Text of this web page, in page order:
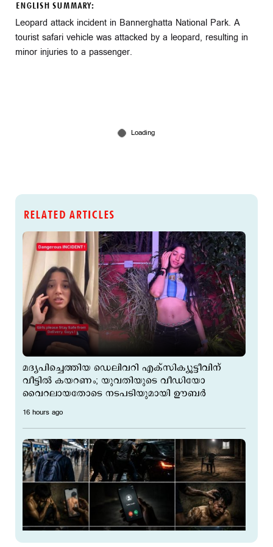
ENGLISH SUMMARY:
Leopard attack incident in Bannerghatta National Park. A
tourist safari vehicle was attacked by a leopard, resulting in
minor injuries to a passenger.
RELATED ARTICLES
മദ്യപിച്ചെത്തിയ ഡെലിവറി എക്സിക്യൂട്ടീവിന്
വീട്ടിൽ കയറണം; യുവതിയുടെ വീഡിയോ
വൈറലായതോടെ നടപടിയുമായി ഊബർ
16 hours ago